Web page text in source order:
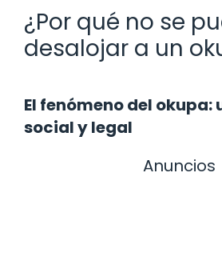
¿Por qué no se
desalojar a un
El fenómeno del okupa:
social y legal
Anuncios